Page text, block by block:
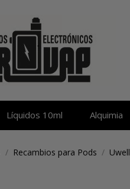
Líquidos 10ml Alquimia
Recambios para Pods Uwell